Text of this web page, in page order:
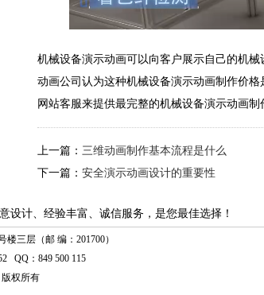
机械设备演示动画可以向客户展示自己的机
动画公司认为这种机械设备演示动画制作价
网站客服来提供最完整的机械设备演示动画制
上一篇： 三维动画制作基本流程是什么
下一篇： 安全演示动画设计的重要性
设计、经验丰富、诚信服务，是您最佳选择！
三层（邮 编：201700）
QQ：849 500 115
版权所有